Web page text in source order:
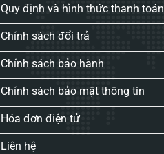
Quy định và hình thức thanh toán
Chính sách đổi trả
Chính sách bảo hành
Chính sách bảo mật thông tin
Hóa đơn điện tử
Liên hệ